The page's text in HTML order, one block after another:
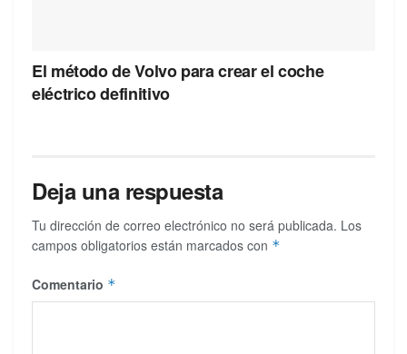
El método de Volvo para crear el coche
eléctrico definitivo
Deja una respuesta
Tu dirección de correo electrónico no será publicada. Los
campos obligatorios están marcados con *
Comentario *